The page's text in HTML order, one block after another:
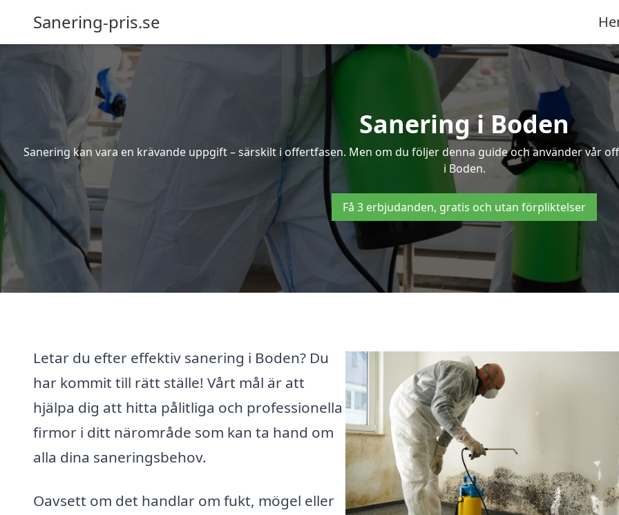
Sanering-pris.se
Sanering i Boden
Sanering kan vara en krävande uppgift – särskilt i offertfasen. Men om du följer denna guide och använder vår
i Boden.
Få 3 erbjudanden, gratis och utan förpliktelser
Letar du efter effektiv sanering i Boden? Du
har kommit till rätt ställe! Vårt mål är att
hjälpa dig att hitta pålitliga och professionella
firmor i ditt närområde som kan ta hand om
alla dina saneringsbehov.
Oavsett om det handlar om fukt, mögel eller